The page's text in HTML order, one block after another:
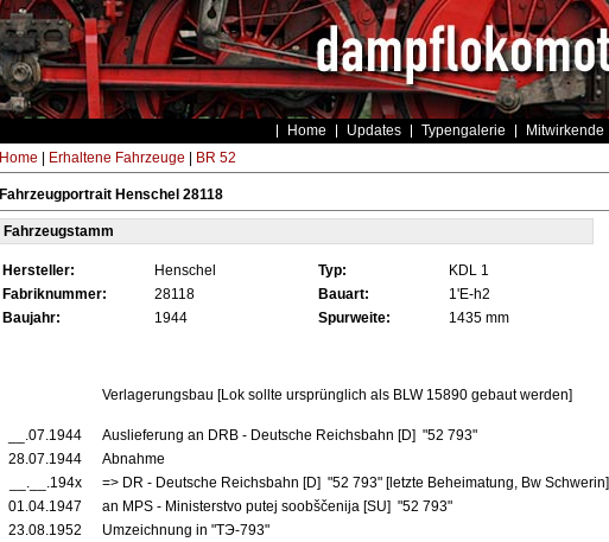
Home Updates Typengalerie Mitwirkende
Home Erhaltene Fahrzeuge BR 52
Fahrzeugportrait Henschel 28118
Fahrzeugstamm
Hersteller: Henschel Typ: KDL 1
Fabriknummer:
28118 Bauart: 1'E-h2
Baujahr:
1944 Spurweite: 1435 mm
Verlagerungsbau [Lok sollte ursprünglich als BLW 15890 gebaut werden]
__.07.1944
Auslieferung an DRB - Deutsche Reichsbahn [D] "52 793"
28.07.1944
Abnahme
__.__.194x
=> DR - Deutsche Reichsbahn [D] "52 793" [letzte Beheimatung, Bw Schwerin]
01.04.1947
an MPS - Ministerstvo putej soobščenija [SU] "52 793"
23.08.1952
Umzeichnung in "TЭ-793"